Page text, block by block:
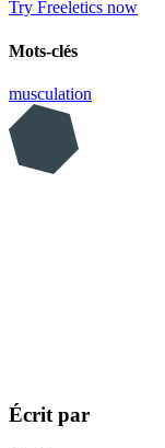
Try Freeletics now
Mots-clés
musculation
Écrit par